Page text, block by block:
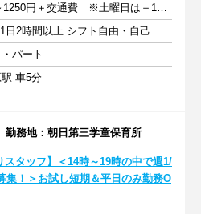
時給1100～1250円＋交通費 ※土曜日は＋100円アップ
週1日以上 1日2時間以上 シフト自由・自己申告
パート
車5分
務地：朝日第三学童保育所
スタッフ】＜14時～19時の中で週1/
集！＞お試し短期＆平日のみ勤務O